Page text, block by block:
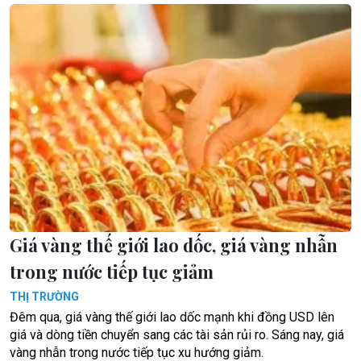
Giá vàng thế giới lao dốc, giá vàng nhẫn
trong nước tiếp tục giảm
THỊ TRƯỜNG
Đêm qua, giá vàng thế giới lao dốc mạnh khi đồng USD lên
giá và dòng tiền chuyển sang các tài sản rủi ro. Sáng nay, giá
vàng nhẫn trong nước tiếp tục xu hướng giảm.